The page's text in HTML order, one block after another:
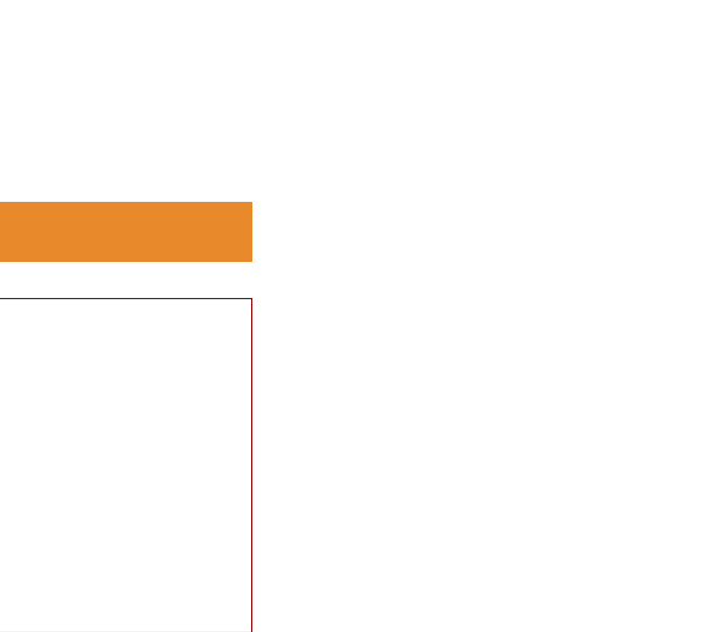
VIEWS/NEWS/DETAIL.PHP
CONTROLLERS/NEWS.PHP